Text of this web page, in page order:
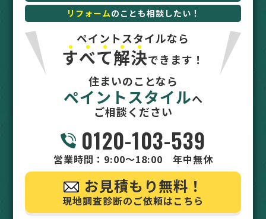
リフォームのことも相談したい！
ペイントスタイルなら
すべて解決できます！
住まいのことなら
ペイントスタイルへ
ご相談ください
0120-103-539
営業時間：9:00～18:00 年中無休
お見積もり無料！
現地調査診断のご依頼はこちら